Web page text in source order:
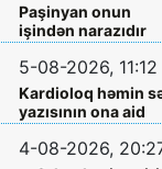
Paşinyan onun
işindən narazıdır
5-08-2026, 11:12
Kardioloq həmin
yazısının ona aid
olmadığını -
Açıqladı
4-08-2026,